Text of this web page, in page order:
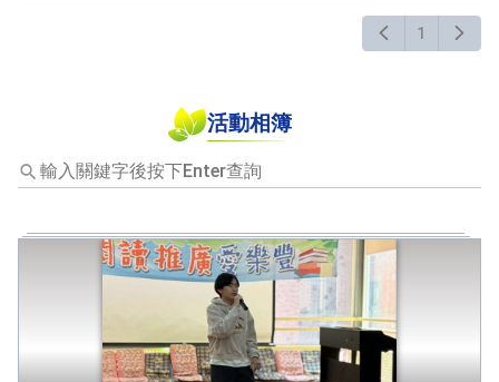
1
活動相簿
輸
入
鍵